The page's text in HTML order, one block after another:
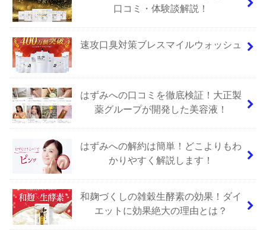
口コミ・体験談解説！
速攻口臭対策ブレスマイルウォッシュ
はずみへの口コミを徹底検証！大正製
薬グループが開発した美容液！
はずみへの解約は簡単！どこよりもわ
かりやすく解説します！
和麹づくしの雑穀生酵素の効果！ダイ
エットに効果絶大の理由とは？